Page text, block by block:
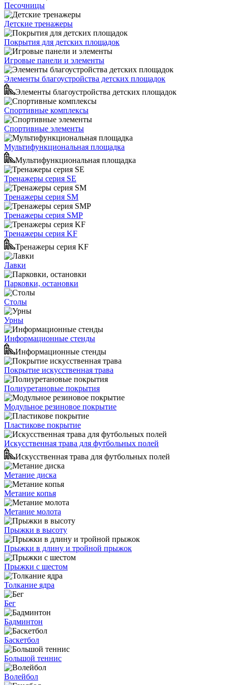
Песочницы
Детские тренажеры
Покрытия для детских площадок
Игровые панели и элементы
Элементы благоустройства детских площадок
Элементы благоустройства детских площадок
Спортивные комплексы
Спортивные элементы
Мультифункциональная площадка
Мультифункциональная площадка
Тренажеры серия SE
Тренажеры серия SM
Тренажеры серия SMP
Тренажеры серия KF
Тренажеры серия KF
Лавки
Парковки, остановки
Столы
Урны
Информационные стенды
Информационные стенды
Покрытие искусственная трава
Полиуретановые покрытия
Модульное резиновое покрытие
Пластикове покрытие
Искусственная трава для футбольных полей
Искусственная трава для футбольных полей
Метание диска
Метание копья
Метание молота
Прыжки в высоту
Прыжки в длину и тройной прыжок
Прыжки с шестом
Толкание ядра
Бег
Бадминтон
Баскетбол
Большой теннис
Волейбол